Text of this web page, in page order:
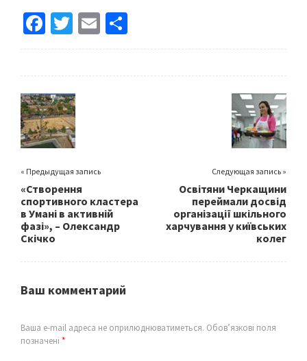
Fa
ce
o
o
k
T
wi
er
E
m h
« Предыдущая запись
«Створення
спортивного кластера
в Умані в активній
фазі», – Олександр
Скічко
Следующая запись »
Освітяни Черкащини
переймали досвід
організації шкільного
харчування у київських
колег
Ваш комментарий
Ваша e-mail адреса не оприлюднюватиметься. Обов’язкові поля
позначені *